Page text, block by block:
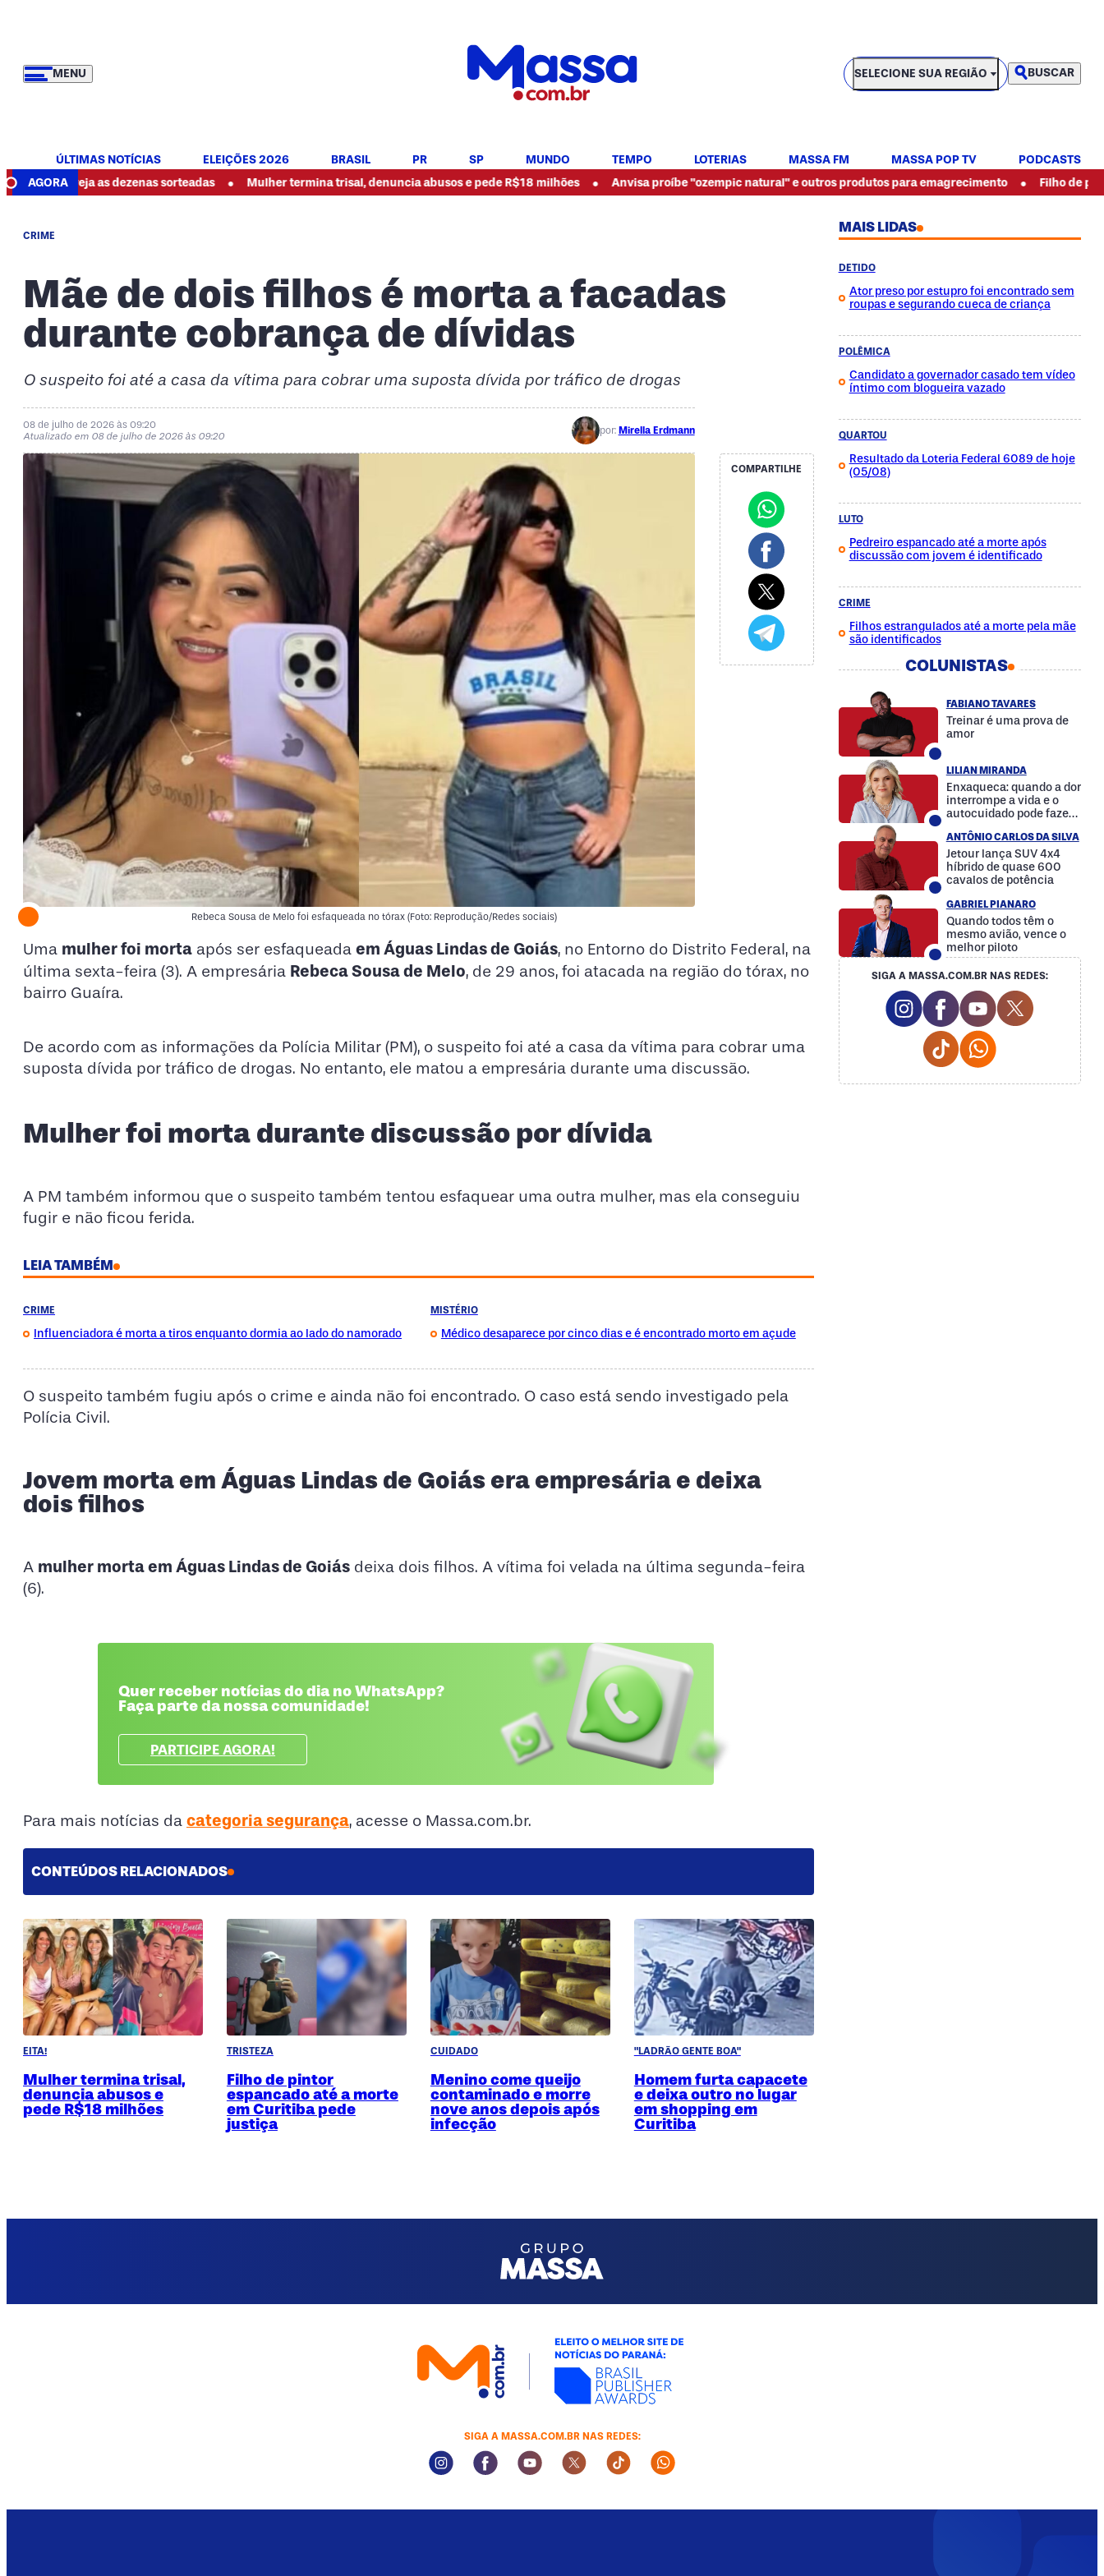
MENU
SELECIONE SUA REGIÃO
SELECIONE SUA REGIÃO BUSCAR
ÚLTIMAS NOTÍCIAS ELEIÇÕES 2026 BRASIL PR SP MUNDO TEMPO LOTERIAS MASSA FM MASSA POP TV
PODCASTS
AGORA
as dezenas sorteadas • Mulher termina trisal, denuncia abusos e pede R$18 milhões • Anvisa proíbe "ozempic natural" e outros produtos para emagrecimento • Filho de pintor
CRIME
Mãe de dois filhos é morta a facadas
durante cobrança de dívidas
O suspeito foi até a casa da vítima para cobrar uma suposta dívida por tráfico de drogas
08 de julho de 2026 às 09:20
Atualizado em 08 de julho de 2026 às 09:20
por: Mirella Erdmann
Rebeca Sousa de Melo foi esfaqueada no tórax (Foto: Reprodução/Redes sociais)
COMPARTILHE
Uma mulher foi morta após ser esfaqueada em Águas Lindas de Goiás, no Entorno do Distrito Federal, na
última sexta-feira (3). A empresária Rebeca Sousa de Melo, de 29 anos, foi atacada na região do tórax, no
bairro Guaíra.
De acordo com as informações da Polícia Militar (PM), o suspeito foi até a casa da vítima para cobrar uma
suposta dívida por tráfico de drogas. No entanto, ele matou a empresária durante uma discussão.
Mulher foi morta durante discussão por dívida
A PM também informou que o suspeito também tentou esfaquear uma outra mulher, mas ela conseguiu
fugir e não ficou ferida.
LEIA TAMBÉM
CRIME
Influenciadora é morta a tiros enquanto dormia ao lado do namorado
MISTÉRIO
Médico desaparece por cinco dias e é encontrado morto em açude
O suspeito também fugiu após o crime e ainda não foi encontrado. O caso está sendo investigado pela
Polícia Civil.
Jovem morta em Águas Lindas de Goiás era empresária e deixa
dois filhos
A mulher morta em Águas Lindas de Goiás deixa dois filhos. A vítima foi velada na última segunda-feira
(6).
Quer receber notícias do dia no WhatsApp?
Faça parte da nossa comunidade!
PARTICIPE AGORA!
Para mais notícias da categoria segurança, acesse o Massa.com.br.
CONTEÚDOS RELACIONADOS
EITA!
Mulher termina trisal,
denuncia abusos e
pede R$18 milhões
TRISTEZA
Filho de pintor
espancado até a morte
em Curitiba pede
justiça
CUIDADO
Menino come queijo
contaminado e morre
nove anos depois após
infecção
"LADRÃO GENTE BOA"
Homem furta capacete
e deixa outro no lugar
em shopping em
Curitiba
MAIS LIDAS
DETIDO
Ator preso por estupro foi encontrado sem
roupas e segurando cueca de criança
POLÊMICA
Candidato a governador casado tem vídeo
íntimo com blogueira vazado
QUARTOU
Resultado da Loteria Federal 6089 de hoje
(05/08)
LUTO
Pedreiro espancado até a morte após
discussão com jovem é identificado
CRIME
Filhos estrangulados até a morte pela mãe
são identificados
COLUNISTAS
FABIANO TAVARES
Treinar é uma prova de
amor
LILIAN MIRANDA
Enxaqueca: quando a dor
interrompe a vida e o
autocuidado pode fazer
ANTÔNIO CARLOS DA SILVA
Jetour lança SUV 4x4
híbrido de quase 600
cavalos de potência
GABRIEL PIANARO
Quando todos têm o
mesmo avião, vence o
melhor piloto
SIGA A MASSA.COM.BR NAS REDES:
Instagram Social Media
Facebook Social Media
Youtube Social
Twitter
Tiktok Social Media
Whatsapp
SIGA A MASSA.COM.BR NAS REDES:
Instagram Social Media
Facebook Social Media
Youtube Social Media
Twitter Social Media
Tiktok Social Media
Whatsapp Social Media